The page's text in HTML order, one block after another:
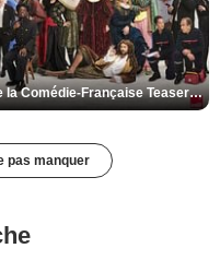
De la Comédie-Française Teaser VF
pas manquer